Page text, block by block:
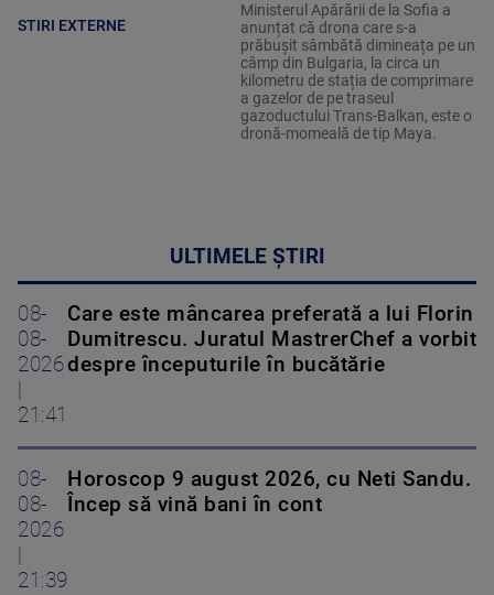
STIRI EXTERNE
Ministerul Apărării de la Sofia a
anunțat că drona care s-a
prăbușit sâmbătă dimineața pe un
câmp din Bulgaria, la circa un
kilometru de stația de comprimare
a gazelor de pe traseul
gazoductului Trans-Balkan, este o
dronă-momeală de tip Maya.
ULTIMELE ȘTIRI
08-
08-
2026
21:41
Care este mâncarea preferată a lui Florin
Dumitrescu. Juratul MastrerChef a vorbit
despre începuturile în bucătărie
08-
08-
2026
21:39
Horoscop 9 august 2026, cu Neti Sandu.
Încep să vină bani în cont